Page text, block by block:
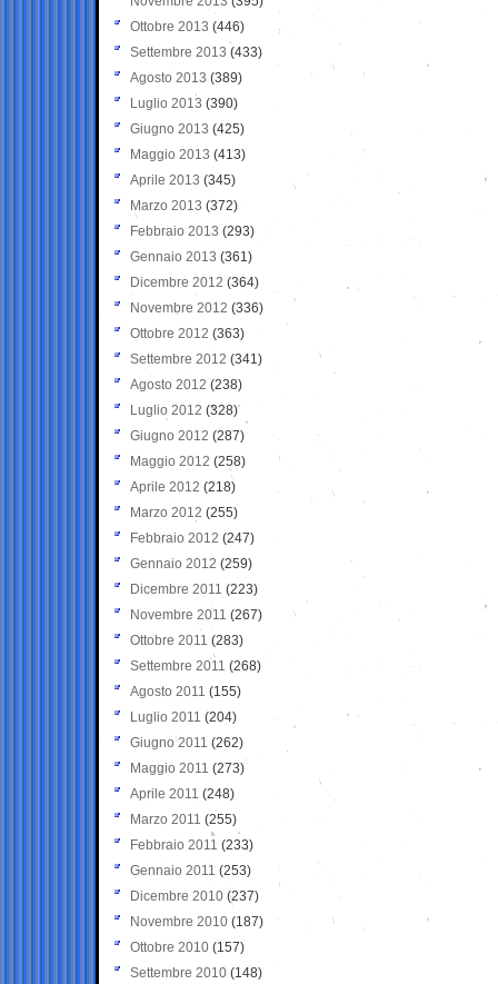
Ottobre 2013 (446)
Settembre 2013 (433)
Agosto 2013 (389)
Luglio 2013 (390)
Giugno 2013 (425)
Maggio 2013 (413)
Aprile 2013 (345)
Marzo 2013 (372)
Febbraio 2013 (293)
Gennaio 2013 (361)
Dicembre 2012 (364)
Novembre 2012 (336)
Ottobre 2012 (363)
Settembre 2012 (341)
Agosto 2012 (238)
Luglio 2012 (328)
Giugno 2012 (287)
Maggio 2012 (258)
Aprile 2012 (218)
Marzo 2012 (255)
Febbraio 2012 (247)
Gennaio 2012 (259)
Dicembre 2011 (223)
Novembre 2011 (267)
Ottobre 2011 (283)
Settembre 2011 (268)
Agosto 2011 (155)
Luglio 2011 (204)
Giugno 2011 (262)
Maggio 2011 (273)
Aprile 2011 (248)
Marzo 2011 (255)
Febbraio 2011 (233)
Gennaio 2011 (253)
Dicembre 2010 (237)
Novembre 2010 (187)
Ottobre 2010 (157)
Settembre 2010 (148)